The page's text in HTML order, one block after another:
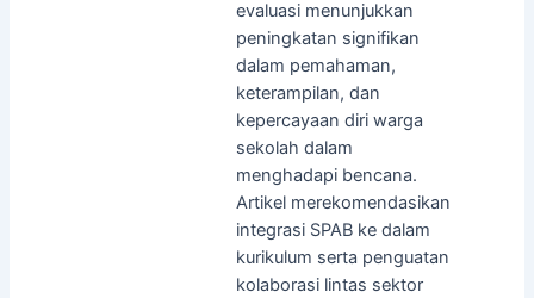
evaluasi menunjukkan
peningkatan signifikan
dalam pemahaman,
keterampilan, dan
kepercayaan diri warga
sekolah dalam
menghadapi bencana.
Artikel merekomendasikan
integrasi SPAB ke dalam
kurikulum serta penguatan
kolaborasi lintas sektor